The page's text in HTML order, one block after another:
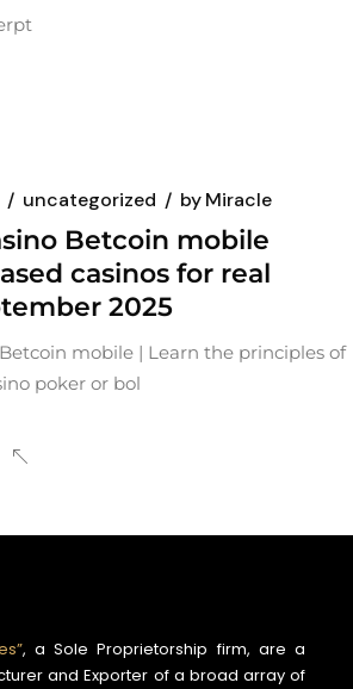
uncategorized byMiracle
Betcoin mobile
casinos for real
2025
mobile | Learn the principles of
poker or bol
, a Sole Proprietorship firm, are a
and Exporter of a broad array of